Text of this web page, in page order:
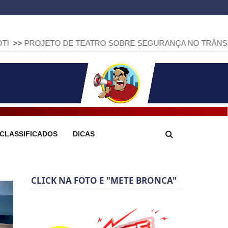
DE TEATRO SOBRE SEGURANÇA NO TRÂNSITO CHEGA A
CLASSIFICADOS DICAS
CLICK NA FOTO E "METE BRONCA"